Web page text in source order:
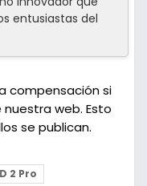
entusiastas del
compensación si
web. Esto
se publican.
2 Pro